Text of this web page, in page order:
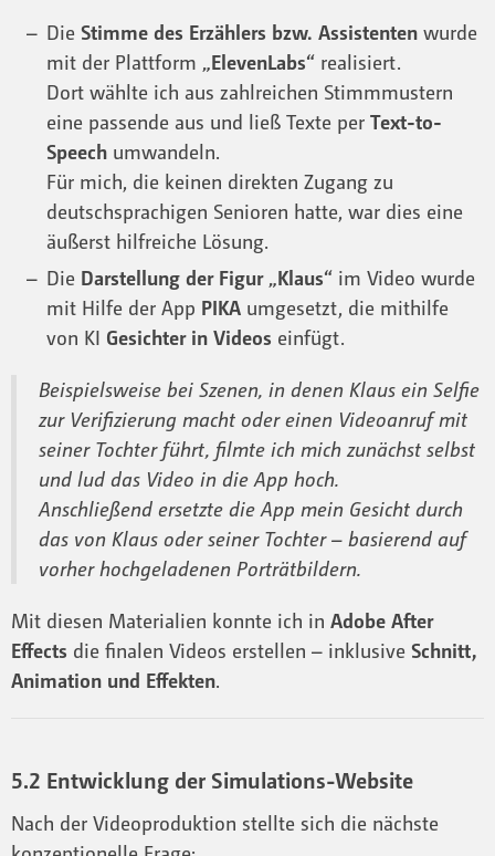
Die Stimme des Erzählers bzw. Assistentenwurde
mit der Plattform „ElevenLabs“realisiert.
Dort wählte ich aus zahlreichen Stimmmustern
eine passende aus und ließ Texte per Text-to-
Speechumwandeln.
Für mich, die keinen direkten Zugang zu
deutschsprachigen Senioren hatte, war dies eine
äußerst hilfreiche Lösung.
Die Darstellung der Figur „Klaus“im Video wurde
mit Hilfe der App PIKAumgesetzt, die mithilfe
von KI Gesichter in Videos einfügt.
Beispielsweise bei Szenen, in denen Klaus ein Selfie
zur Verifizierung macht oder einen Videoanruf mit
seiner Tochter führt, filmte ich mich zunächst selbst
und lud das Video in die App hoch.
Anschließend ersetzte die App mein Gesicht durch
das von Klaus oder seiner Tochter – basierend auf
vorher hochgeladenen Porträtbildern.
Mit diesen Materialien konnte ich in Adobe After
Effects die finalen Videos erstellen – inklusive Schnitt,
Animation und Effekten.
5.2 Entwicklung der Simulations-Website
Nach der Videoproduktion stellte sich die nächste